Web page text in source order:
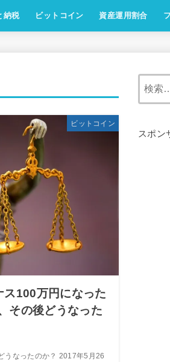
納税 ビットコイン 資産運用割合
ビットコイン
ス100万円になった
その後どうなった
うなったのか？ 2017年5月26
スポン